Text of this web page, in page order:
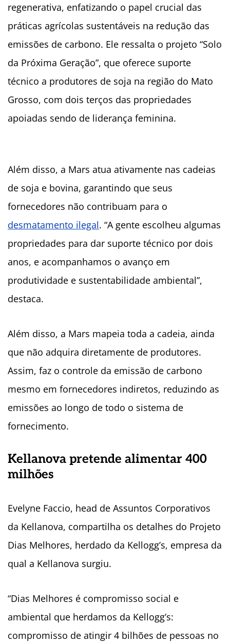
regenerativa, enfatizando o papel crucial das
práticas agrícolas sustentáveis na redução das
emissões de carbono. Ele ressalta o projeto “Solo
da Próxima Geração”, que oferece suporte
técnico a produtores de soja na região do Mato
Grosso, com dois terços das propriedades
apoiadas sendo de liderança feminina.
Além disso, a Mars atua ativamente nas cadeias
de soja e bovina, garantindo que seus
fornecedores não contribuam para o
desmatamento ilegal. “A gente escolheu algumas
propriedades para dar suporte técnico por dois
anos, e acompanhamos o avanço em
produtividade e sustentabilidade ambiental”,
destaca.
Além disso, a Mars mapeia toda a cadeia, ainda
que não adquira diretamente de produtores.
Assim, faz o controle da emissão de carbono
mesmo em fornecedores indiretos, reduzindo as
emissões ao longo de todo o sistema de
fornecimento.
Kellanova pretende alimentar 400
milhões
Evelyne Faccio, head de Assuntos Corporativos
da Kellanova, compartilha os detalhes do Projeto
Dias Melhores, herdado da Kellogg’s, empresa da
qual a Kellanova surgiu.
“Dias Melhores é compromisso social e
ambiental que herdamos da Kellogg’s:
compromisso de atingir 4 bilhões de pessoas no